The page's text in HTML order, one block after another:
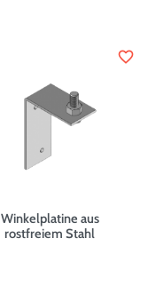
Winkelplatine aus
rostfreiem Stahl
favorite_border